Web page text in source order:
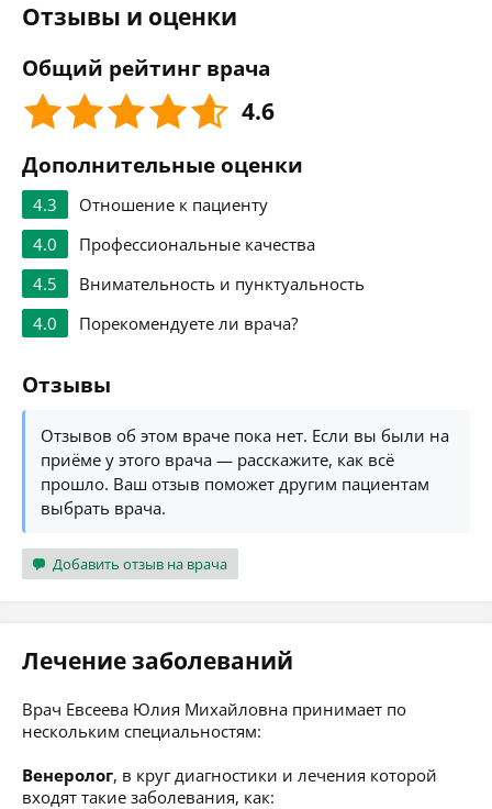
Отзывы и оценки
Общий рейтинг врача
4.6
Дополнительные оценки
4.3
Отношение к пациенту
4.0
Профессиональные качества
4.5
Внимательность и пунктуальность
4.0
Порекомендуете ли врача?
Отзывы
Отзывов об этом враче пока нет. Если вы были на
приёме у этого врача — расскажите, как всё
прошло. Ваш отзыв поможет другим пациентам
выбрать врача.
Добавить отзыв на врача
Лечение заболеваний
Врач Евсеева Юлия Михайловна принимает по
нескольким специальностям:
Венеролог, в круг диагностики и лечения которой
входят такие заболевания, как: